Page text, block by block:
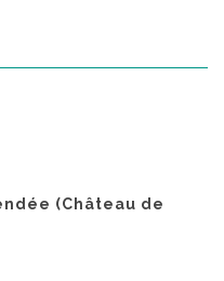
(Château de